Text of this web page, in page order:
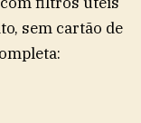
sem cartão de